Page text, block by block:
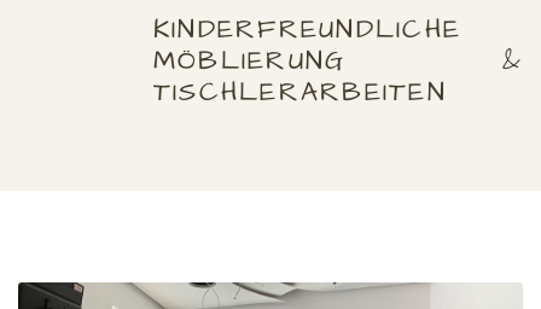
KINDERFREUNDLICHE
MÖBLIERUNG &
TISCHLERARBEITEN